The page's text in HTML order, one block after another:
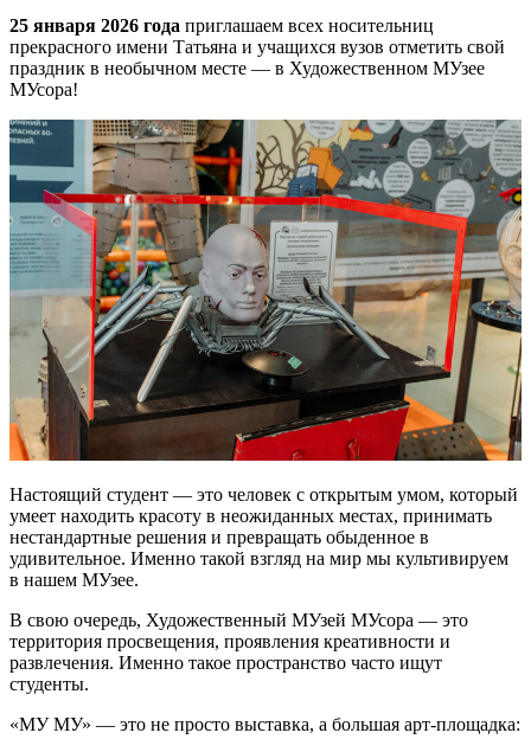
25 января 2026 года приглашаем всех носительниц
прекрасного имени Татьяна и учащихся вузов отметить свой
праздник в необычном месте — в Художественном МУзее
МУсора!
Настоящий студент — это человек с открытым умом, который
умеет находить красоту в неожиданных местах, принимать
нестандартные решения и превращать обыденное в
удивительное. Именно такой взгляд на мир мы культивируем
в нашем МУзее.
В свою очередь, Художественный МУзей МУсора — это
территория просвещения, проявления креативности и
развлечения. Именно такое пространство часто ищут
студенты.
«МУ МУ» — это не просто выставка, а большая арт-площадка: